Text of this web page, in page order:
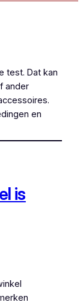
test. Dat kan
ander
en
is